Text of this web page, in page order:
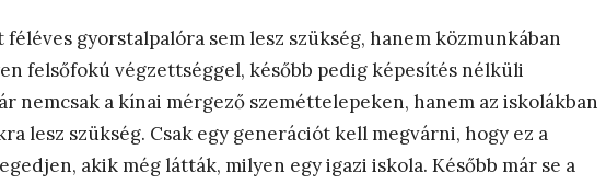
gyorstalpalóra sem lesz szükség, hanem közmunkában
felsőfokú végzettséggel, később pedig képesítés nélküli
nemcsak a kínai mérgező szeméttelepeken, hanem az iskolákban
lesz szükség. Csak egy generációt kell megvárni, hogy ez a
akik még látták, milyen egy igazi iskola. Később már se a